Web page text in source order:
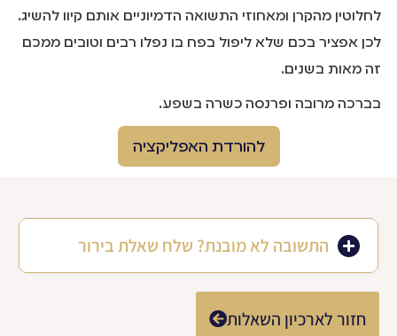
לחלוטין מהקרן ומאחוזי התשואה הדמיוניים אותם קיוו להשיג.
לכן אפציר בכם שלא ליפול בפח בו נפלו רבים וטובים ממכם
זה מאות בשנים.
בברכה מרובה ופרנסה כשרה בשפע.
להורדת האפליקציה
התשובה לא מובנת? שלח שאלת בירור
חזור לארכיון השאלות